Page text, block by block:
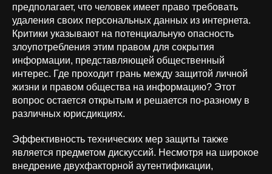
предполагает, что человек имеет право требовать
удаления своих персональных данных из интернета.
Критики указывают на потенциальную опасность
злоупотребления этим правом для сокрытия
информации, представляющей общественный
интерес. Где проходит грань между защитой личной
жизни и правом общества на информацию? Этот
вопрос остается открытым и решается по-разному в
различных юрисдикциях.
Эффективность технических мер защиты также
является предметом дискуссий. Несмотря на широкое
внедрение двухфакторной аутентификации,